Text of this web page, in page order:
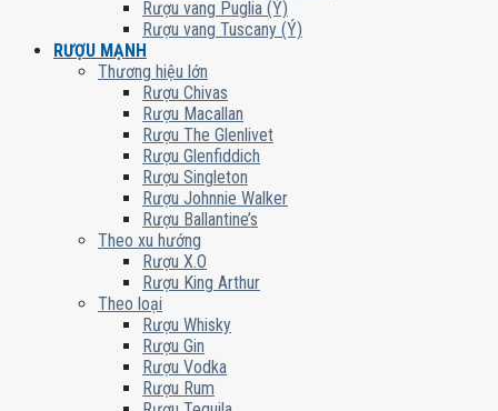
Rượu vang Puglia (Ý)
Rượu vang Tuscany (Ý)
RƯỢU MẠNH
Thương hiệu lớn
Rượu Chivas
Rượu Macallan
Rượu The Glenlivet
Rượu Glenfiddich
Rượu Singleton
Rượu Johnnie Walker
Rượu Ballantine’s
Theo xu hướng
Rượu X.O
Rượu King Arthur
Theo loại
Rượu Whisky
Rượu Gin
Rượu Vodka
Rượu Rum